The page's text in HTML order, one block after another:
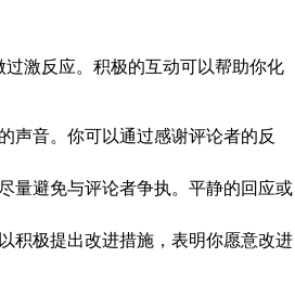
激反应。积极的互动可以帮助你化
声音。你可以通过感谢评论者的反
量避免与评论者争执。平静的回应或
积极提出改进措施，表明你愿意改进